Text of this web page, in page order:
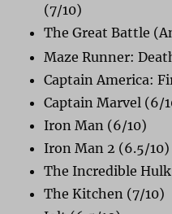
(7/10)
The Great Battle
Maze Runner:
Captain America:
Captain Marvel (6/
Iron Man (6/10)
Iron Man 2 (6.5/10)
The Incredible
The Kitchen (7/10)